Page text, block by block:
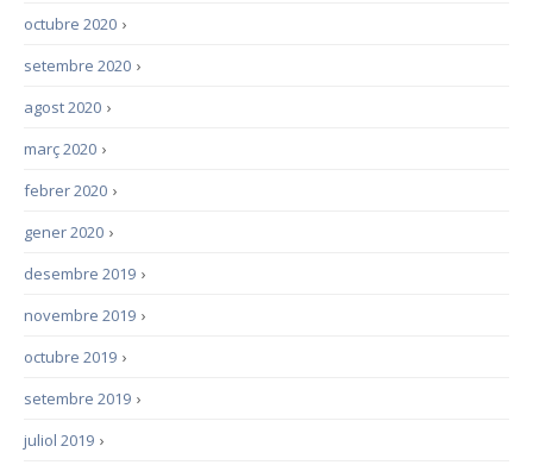
›
octubre 2020
›
setembre 2020
›
agost 2020
›
març 2020
›
febrer 2020
›
gener 2020
›
desembre 2019
›
novembre 2019
›
octubre 2019
›
setembre 2019
›
juliol 2019